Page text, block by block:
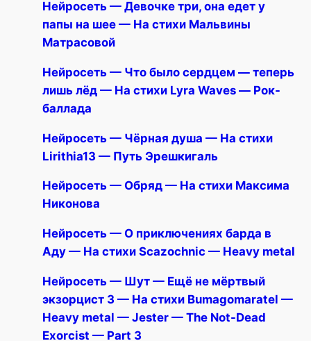
Нейросеть — Девочке три, она едет у
папы на шее — На стихи Мальвины
Матрасовой
Нейросеть — Что было сердцем — теперь
лишь лёд — На стихи Lyra Waves — Рок-
баллада
Нейросеть — Чёрная душа — На стихи
Lirithia13 — Путь Эрешкигаль
Нейросеть — Обряд — На стихи Максима
Никонова
Нейросеть — О приключениях барда в
Аду — На стихи Scazochnic — Heavy metal
Нейросеть — Шут — Ещё не мёртвый
экзорцист 3 — На стихи Bumagomaratel —
Heavy metal — Jester — The Not-Dead
Exorcist — Part 3